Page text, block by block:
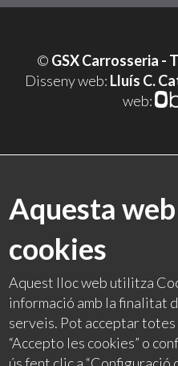
© GSX Carrosseria -
Disseny web: Lluís C.
web:
Aquesta
cookies
Aquest lloc web utilitza
informació amb la finalitat
serveis. Pot acceptar
“Accepto les cookies” o